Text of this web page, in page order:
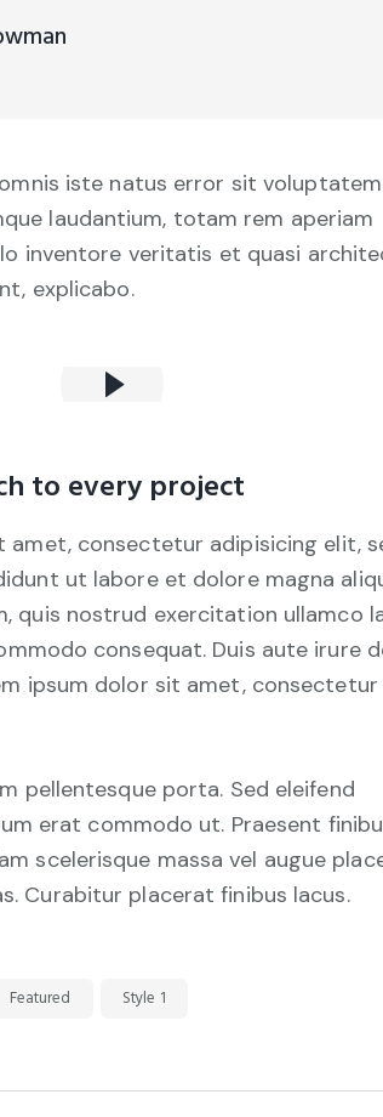
iste natus error sit voluptatem
laudantium, totam rem aperiam
inventore veritatis et quasi
explicabo.
to every project
amet, consectetur adipisicing elit,
ut labore et dolore magna
quis nostrud exercitation ullamco
consequat. Duis aute irure
ipsum dolor sit amet, consectetur
pellentesque porta. Sed eleifend
erat commodo ut. Praesent
scelerisque massa vel augue
Curabitur placerat finibus lacus.
Featured Style 1